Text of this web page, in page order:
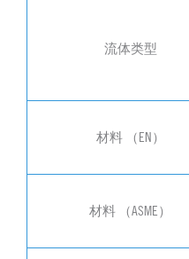
流体类型
材料 （EN）
材料 （ASME）